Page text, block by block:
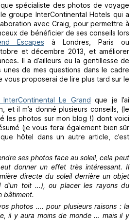
spécialiste des photos de voyage
le groupe InterContinental Hotels qui a
avec Craig, pour permettre à
de bénéficier de ses conseils lors
Escapes à Londres, Paris ou
et décembre 2013, et améliorer
Il a d’ailleurs eu la gentillesse de
de mes questions dans le cadre
vous proposerai de lire plus tard sur le
Le Grand que je l’ai
et il m’a donné plusieurs conseils, (le
les photos sur mon blog !) dont voici
(je vous ferai également bien sûr
hôtel dans un autre article, c’est
ses photos face au soleil, cela peut
donner un effet très intéressant. Il
directe du soleil derrière un objet
d’un toit …), ou placer les rayons du
bâtiment.
photos …. pour plusieurs raisons : la
il y aura moins de monde … mais il y